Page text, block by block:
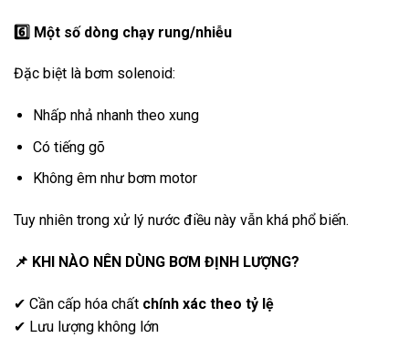
6️ Một số dòng chạy rung/nhiễu
Đặc biệt là bơm solenoid:
Nhấp nhả nhanh theo xung
Có tiếng gõ
Không êm như bơm motor
Tuy nhiên trong xử lý nước điều này vẫn khá phổ biến.
📌 KHI NÀO NÊN DÙNG BƠM ĐỊNH LƯỢNG?
✔ Cần cấp hóa chất chính xác theo tỷ lệ
✔ Lưu lượng không lớn